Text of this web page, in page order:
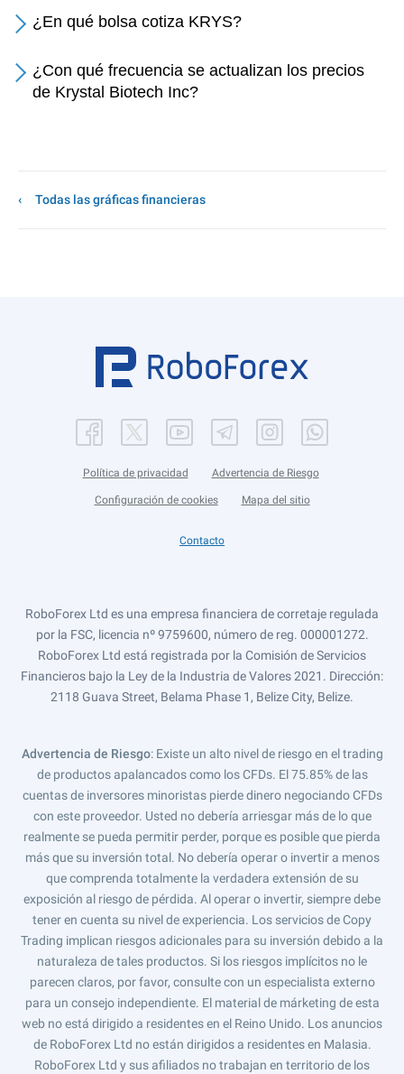
¿En qué bolsa cotiza KRYS?
¿Con qué frecuencia se actualizan los precios
de Krystal Biotech Inc?
Todas las gráficas financieras
Política de privacidad Advertencia de Riesgo
Configuración de cookies Mapa del sitio
Contacto
RoboForex Ltd es una empresa financiera de corretaje regulada
por la FSC, licencia nº 9759600, número de reg. 000001272.
RoboForex Ltd está registrada por la Comisión de Servicios
Financieros bajo la Ley de la Industria de Valores 2021. Dirección:
2118 Guava Street, Belama Phase 1, Belize City, Belize.
Advertencia de Riesgo: Existe un alto nivel de riesgo en el trading
de productos apalancados como los CFDs. El 75.85% de las
cuentas de inversores minoristas pierde dinero negociando CFDs
con este proveedor. Usted no debería arriesgar más de lo que
realmente se pueda permitir perder, porque es posible que pierda
más que su inversión total. No debería operar o invertir a menos
que comprenda totalmente la verdadera extensión de su
exposición al riesgo de pérdida. Al operar o invertir, siempre debe
tener en cuenta su nivel de experiencia. Los servicios de Copy
Trading implican riesgos adicionales para su inversión debido a la
naturaleza de tales productos. Si los riesgos implícitos no le
parecen claros, por favor, consulte con un especialista externo
para un consejo independiente. El material de márketing de esta
web no está dirigido a residentes en el Reino Unido. Los anuncios
de RoboForex Ltd no están dirigidos a residentes en Malasia.
RoboForex Ltd y sus afiliados no trabajan en territorio de los